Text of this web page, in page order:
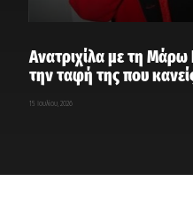
Ανατριχίλα με τη
την ταφή της που
15 Ιουλίου, 2026